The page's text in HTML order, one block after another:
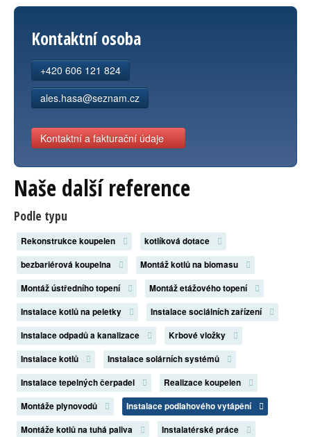
Kontaktní osoba
+420 606 121 824
ales.hasa@seznam.cz
Kontaktní a fakturační údaje
Naše další reference
Podle typu
Rekonstrukce koupelen
kotlíková dotace
bezbariérová koupelna
Montáž kotlů na biomasu
Montáž ústředního topení
Montáž etážového topení
Instalace kotlů na peletky
Instalace sociálních zařízení
Instalace odpadů a kanalizace
Krbové vložky
Instalace kotlů
Instalace solárních systémů
Instalace tepelných čerpadel
Realizace koupelen
Montáže plynovodů
Instalace podlahového vytápění
Montáže kotlů na tuhá paliva
Instalatérské práce